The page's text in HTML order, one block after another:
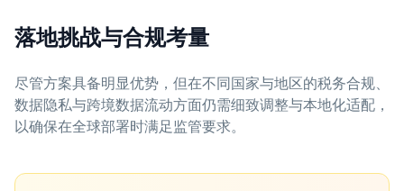
落地挑战与合规考量
尽管方案具备明显优势，但在不同国家与地区的税务合规、
数据隐私与跨境数据流动方面仍需细致调整与本地化适配，
以确保在全球部署时满足监管要求。